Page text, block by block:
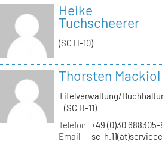
Heike
Tuchscheerer
(SC H-10)
Thorsten Mackiol
Titelverwaltung/
(SC H-11)
Telefon +49 (0)30 688305-
Email
sc-